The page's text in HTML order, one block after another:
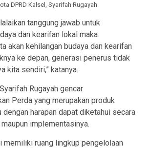
DPRD Kalsel, Syarifah Rugayah
tanggung jawab untuk
dan kearifan lokal maka
akan kehilangan budaya dan kearifan
ke depan, generasi penerus tidak
kita sendiri,” katanya.
Rugayah gencar
Perda yang merupakan produk
dengan harapan dapat diketahui secara
implementasinya.
memiliki ruang lingkup pengelolaan